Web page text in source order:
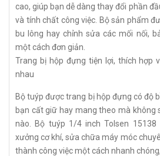
cao, giúp bạn dễ dàng thay đổi phần
và tính chất công việc. Bộ sản phẩm
bu lông hay chỉnh sửa các mối nối,
một cách đơn giản.
Trang bị hộp đựng tiện lợi, thích hợp
nhau
Bộ tuýp được trang bị hộp đựng có độ
bạn cất giữ hay mang theo mà không
nào. Bộ tuýp 1/4 inch Tolsen
xưởng cơ khí, sửa chữa máy móc
thành công việc một cách nhanh